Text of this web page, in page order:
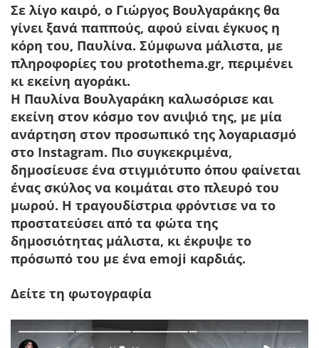
Σε λίγο καιρό, ο Γιώργος Βουλγαράκης θα
γίνει ξανά παππούς, αφού είναι έγκυος η
κόρη του, Παυλίνα. Σύμφωνα μάλιστα, με
πληροφορίες του protothema.gr, περιμένει
κι εκείνη αγοράκι.
Η Παυλίνα Βουλγαράκη καλωσόρισε και
εκείνη στον κόσμο τον ανιψιό της, με μία
ανάρτηση στον προσωπικό της λογαριασμό
στο Instagram. Πιο συγκεκριμένα,
δημοσίευσε ένα στιγμιότυπο όπου φαίνεται
ένας σκύλος να κοιμάται στο πλευρό του
μωρού. Η τραγουδίστρια φρόντισε να το
προστατεύσει από τα φώτα της
δημοσιότητας μάλιστα, κι έκρυψε το
πρόσωπό του με ένα emoji καρδιάς.
Δείτε τη φωτογραφία